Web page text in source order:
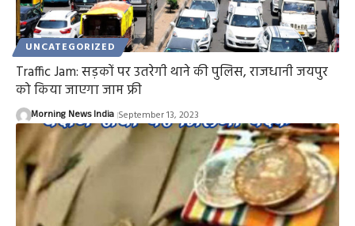
UNCATEGORIZED
Traffic Jam: सड़कों पर उतरेगी थाने की पुलिस, राजधानी जयपुर
को किया जाएगा जाम फ्री
Morning News India September 13, 2023